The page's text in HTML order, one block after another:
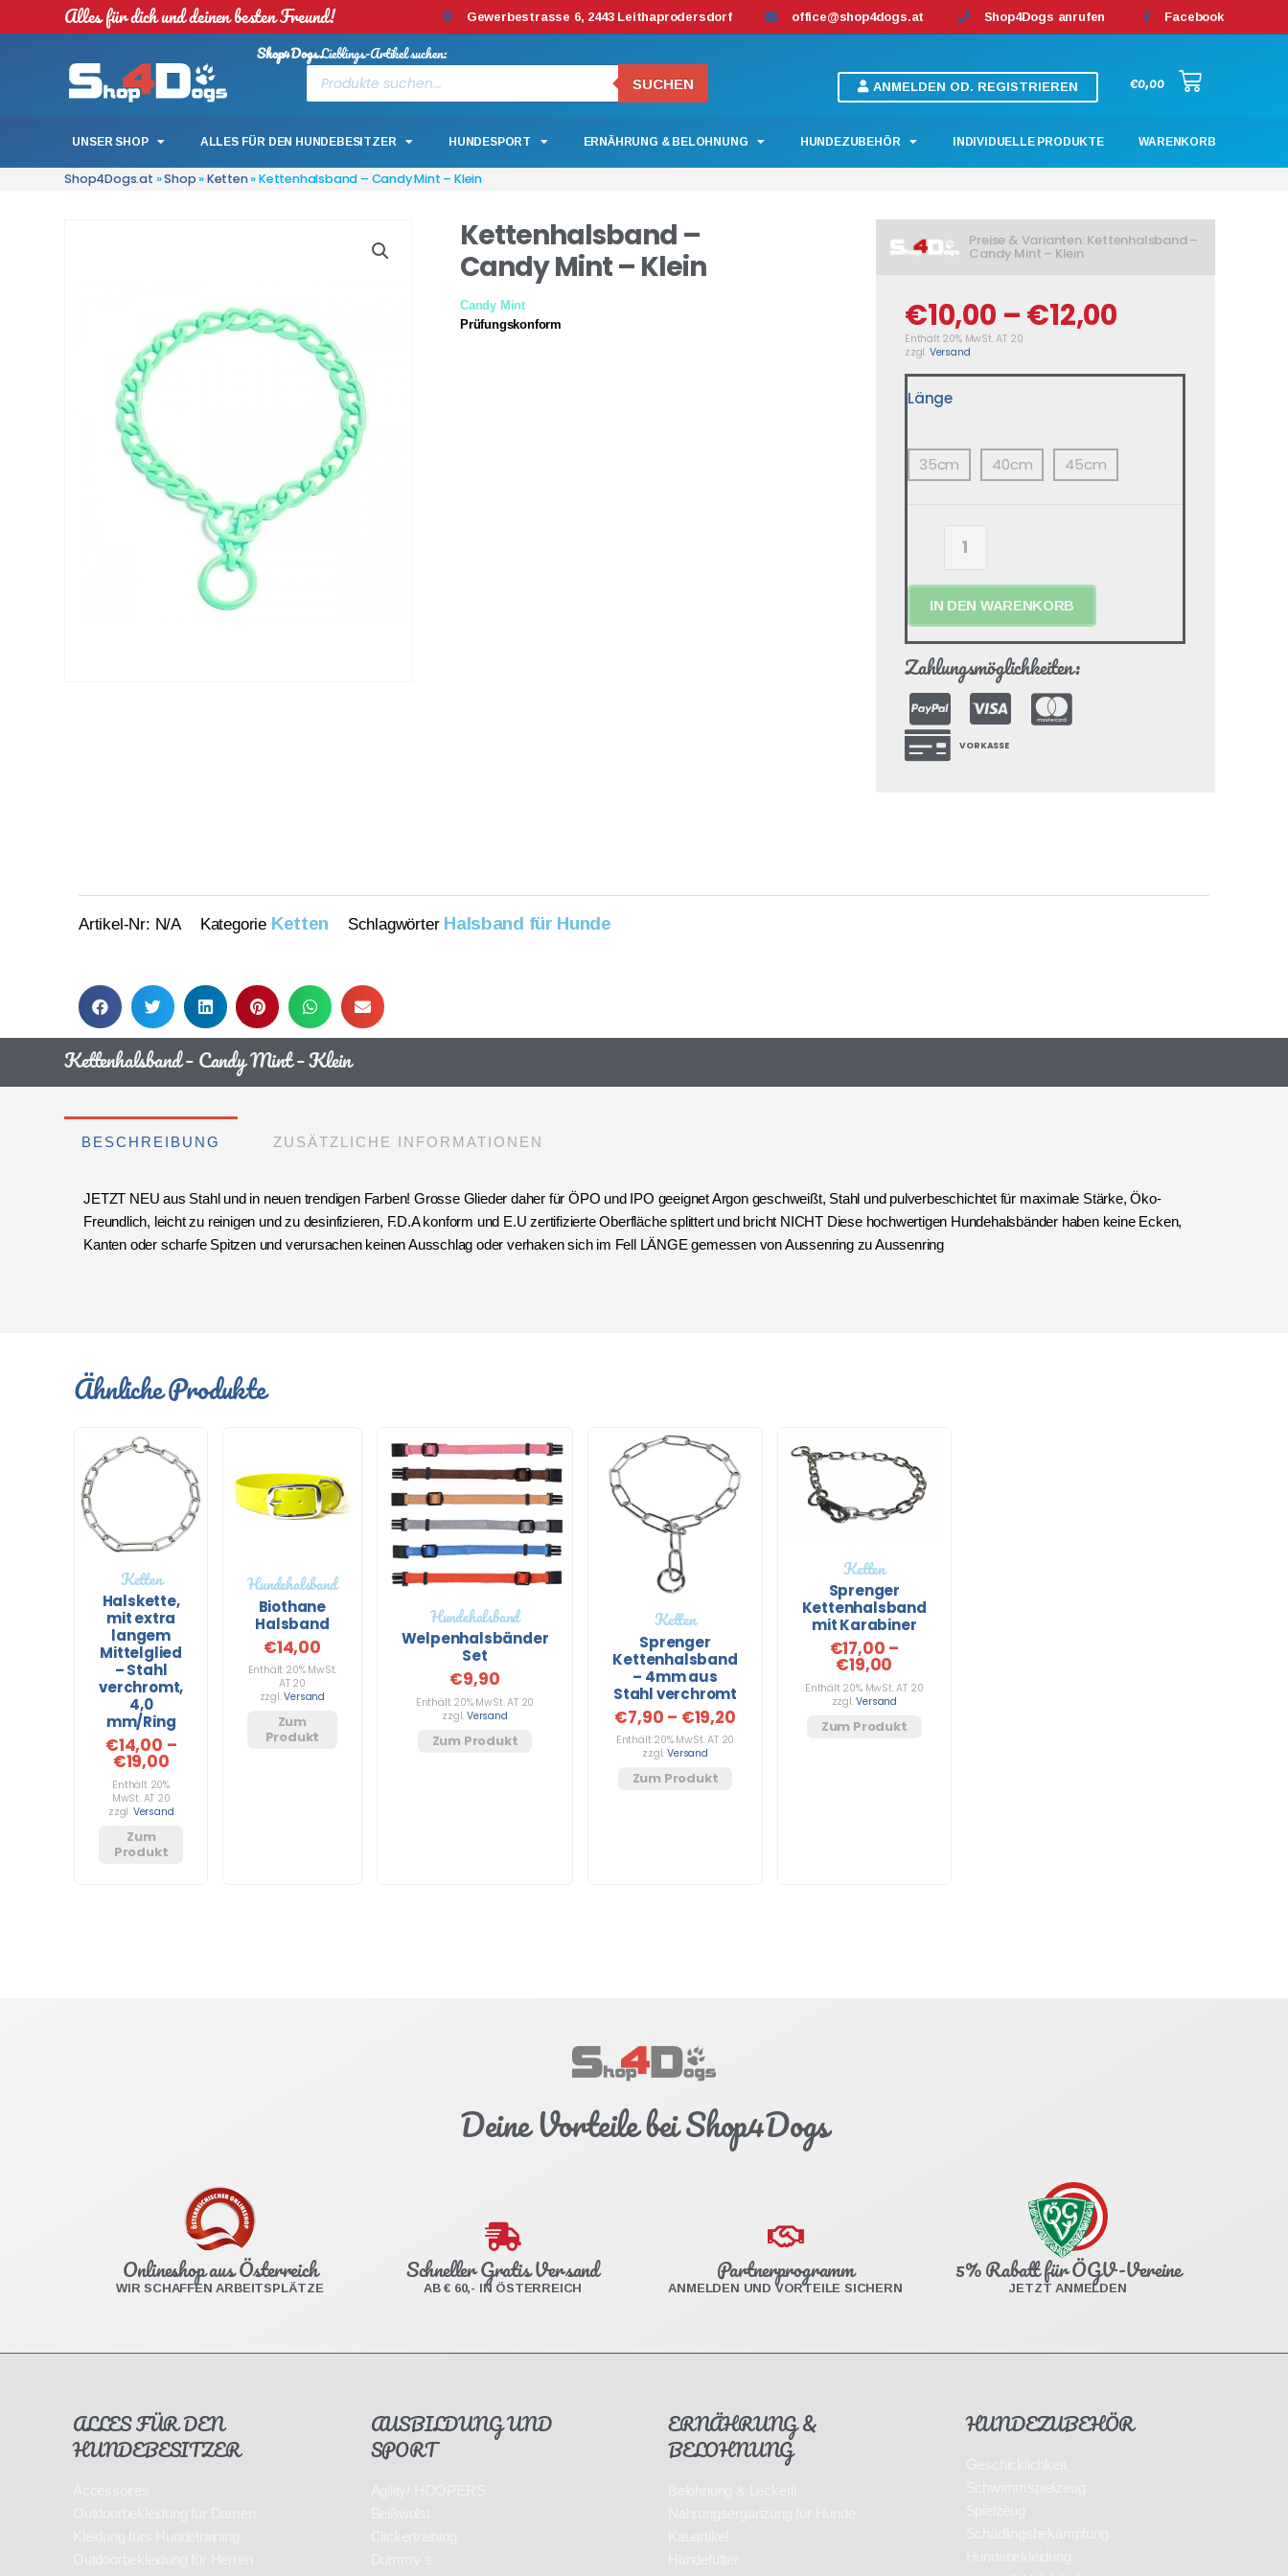
Alles für dich und deinen besten Freund! Gewerbestrasse 6, 2443 Leithaprodersdorf office@shop4dogs.at Shop4Dogs anrufen Facebook
Shop4DogsLieblings-Artikel suchen:
SUCHEN ANMELDEN OD. REGISTRIEREN €0,00
UNSER SHOP ALLES FÜR DEN HUNDEBESITZER HUNDESPORT ERNÄHRUNG & BELOHNUNG HUNDEZUBEHÖR INDIVIDUELLE PRODUKTE WARENKORB
Shop4Dogs.at »Shop»Ketten»Kettenhalsband – Candy Mint – Klein
Kettenhalsband –
Candy Mint – Klein
Candy Mint
Prüfungskonform
Preise & Varianten: Kettenhalsband –
Candy Mint – Klein
€10,00 – €12,00
Enthält 20% MwSt. AT 20
zzgl. Versand
Länge
35cm 40cm 45cm
IN DEN WARENKORB
Zahlungsmöglichkeiten:
VORKASSE
Artikel-Nr: N/A Kategorie Ketten Schlagwörter Halsband für Hunde
Kettenhalsband – Candy Mint – Klein
BESCHREIBUNG ZUSÄTZLICHE INFORMATIONEN
JETZT NEU aus Stahl und in neuen trendigen Farben! Grosse Glieder daher für ÖPO und IPO geeignet Argon geschweißt, Stahl und pulverbeschichtet für maximale Stärke, Öko-
Freundlich, leicht zu reinigen und zu desinfizieren, F.D.A konform und E.U zertifizierte Oberfläche splittert und bricht NICHT Diese hochwertigen Hundehalsbänder haben keine Ecken,
Kanten oder scharfe Spitzen und verursachen keinen Ausschlag oder verhaken sich im Fell LÄNGE gemessen von Aussenring zu Aussenring
Ähnliche Produkte
Ketten
Halskette,
mit extra
langem
Mittelglied
– Stahl
verchromt,
4,0
mm/Ring
€14,00 –
€19,00
Enthält 20%
MwSt. AT 20
zzgl. Versand
Zum
Produkt
Hundehalsband
Biothane
Halsband
€14,00
Enthält 20% MwSt.
AT 20
zzgl.Versand
Zum
Produkt
Hundehalsband
Welpenhalsbänder
Set
€9,90
Enthält 20% MwSt. AT 20
zzgl.Versand
Zum Produkt
Ketten
Sprenger
Kettenhalsband
– 4mm aus
Stahl verchromt
€7,90 – €19,20
Enthält 20% MwSt. AT 20
zzgl.Versand
Zum Produkt
Ketten
Sprenger
Kettenhalsband
mit Karabiner
€17,00 –
€19,00
Enthält 20% MwSt. AT 20
zzgl.Versand
Zum Produkt
Deine Vorteile bei Shop4Dogs
Onlineshop aus Österreich
WIR SCHAFFEN ARBEITSPLÄTZE
Schneller Gratis Versand
AB € 60,- IN ÖSTERREICH
Partnerprogramm
ANMELDEN UND VORTEILE SICHERN
5% Rabatt für ÖGV-Vereine
JETZT ANMELDEN
ALLES FÜR DEN
HUNDEBESITZER
AUSBILDUNG UND
SPORT
ERNÄHRUNG &
BELOHNUNG
HUNDEZUBEHÖR